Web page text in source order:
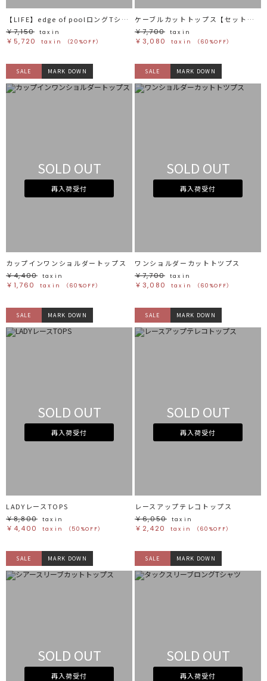
【LIFE】edge of poolロングTシャツ
￥7,150
tax in
￥5,720 tax in （20%OFF）
ケーブルカットトップス【セットアップ着用可能】
￥7,700
tax in
￥3,080 tax in （60%OFF）
SALE MARK DOWN
SOLD OUT
再入荷受付
カップインワンショルダートップス
￥4,400
tax in
￥1,760 tax in （60%OFF）
SALE MARK DOWN
SOLD OUT
再入荷受付
ワンショルダーカットトツプス
￥7,700
tax in
￥3,080 tax in （60%OFF）
SALE MARK DOWN
SOLD OUT
再入荷受付
LADYレースTOPS
￥8,800
tax in
￥4,400 tax in （50%OFF）
SALE MARK DOWN
SOLD OUT
再入荷受付
レースアップテレコトップス
￥6,050
tax in
￥2,420 tax in （60%OFF）
SALE MARK DOWN
SOLD OUT
再入荷受付
SALE MARK DOWN
SOLD OUT
再入荷受付